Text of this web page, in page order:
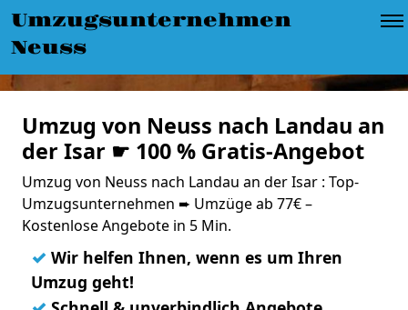
Umzugsunternehmen
Neuss
Umzug von Neuss nach Landau an
der Isar ☛ 100 % Gratis-Angebot
Umzug von Neuss nach Landau an der Isar : Top-
Umzugsunternehmen ➨ Umzüge ab 77€ –
Kostenlose Angebote in 5 Min.
✓ Wir helfen Ihnen, wenn es um Ihren
Umzug geht!